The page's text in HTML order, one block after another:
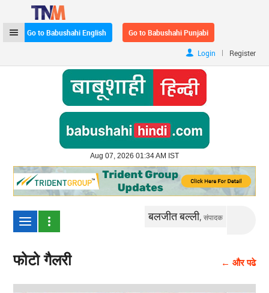
Go to Babushahi English Go to Babushahi Punjabi
Login | Register
Aug 07, 2026 01:34 AM IST
बलजीत बल्ली,संपादक
फोटो गैलरी ← और पढे